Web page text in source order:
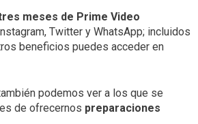
meses de Prime Video
Twitter y WhatsApp; incluidos
beneficios puedes acceder en
podemos ver a los que se
de ofrecernos preparaciones